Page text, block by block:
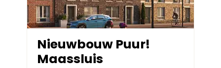
Nieuwbouw Puur!
Maassluis